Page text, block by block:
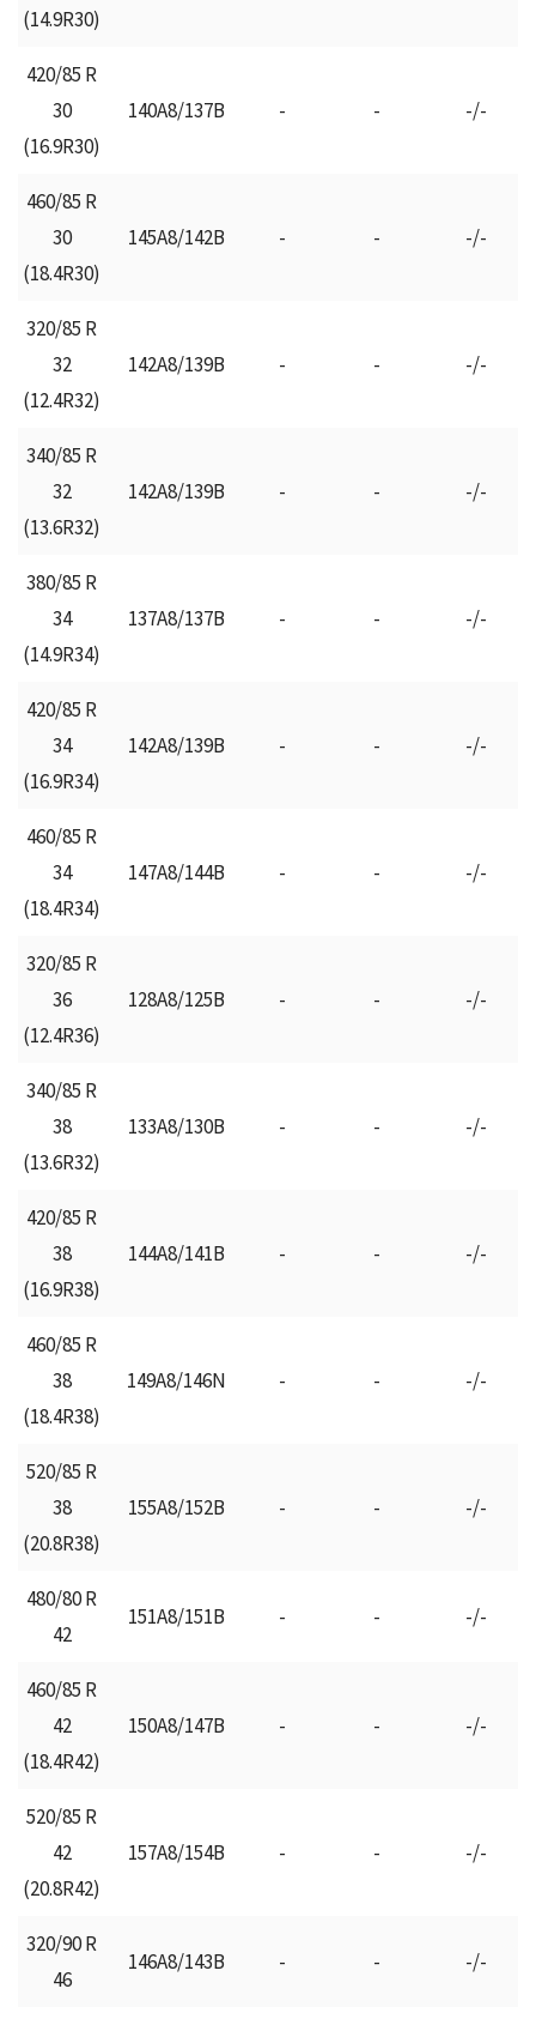
(14.9R30)
420/85 R
30
(16.9R30)
140A8/137B - - -/-
460/85 R
30
(18.4R30)
145A8/142B - - -/-
320/85 R
32
(12.4R32)
142A8/139B - - -/-
340/85 R
32
(13.6R32)
142A8/139B - - -/-
380/85 R
34
(14.9R34)
137A8/137B - - -/-
420/85 R
34
(16.9R34)
142Α8/139Β - - -/-
460/85 R
34
(18.4R34)
147Α8/144Β - - -/-
320/85 R
36
(12.4R36)
128A8/125B - - -/-
340/85 R
38
(13.6R32)
133A8/130B - - -/-
420/85 R
38
(16.9R38)
144A8/141B - - -/-
460/85 R
38
(18.4R38)
149Α8/146Ν - - -/-
520/85 R
38
(20.8R38)
155A8/152B - - -/-
480/80 R
42
151A8/151B - - -/-
460/85 R
42
(18.4R42)
150A8/147B - - -/-
520/85 R
42
(20.8R42)
157A8/154B - - -/-
320/90 R
46
146A8/143B - - -/-